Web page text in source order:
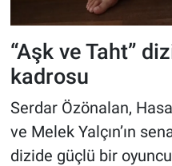
“Aşk ve Taht”
kadrosu
Serdar Özönalan,
ve Melek Yalçın’ın
dizide güçlü bir